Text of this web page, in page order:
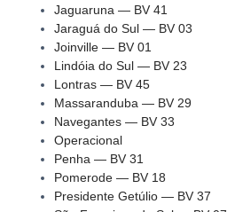
Jaguaruna — BV 41
Jaraguá do Sul — BV 03
Joinville — BV 01
Lindóia do Sul — BV 23
Lontras — BV 45
Massaranduba — BV 29
Navegantes — BV 33
Operacional
Penha — BV 31
Pomerode — BV 18
Presidente Getúlio — BV 37